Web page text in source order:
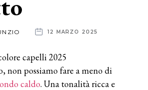
12 MARZO 2025
capelli 2025
non possiamo fare a meno di
caldo. Una tonalità ricca e